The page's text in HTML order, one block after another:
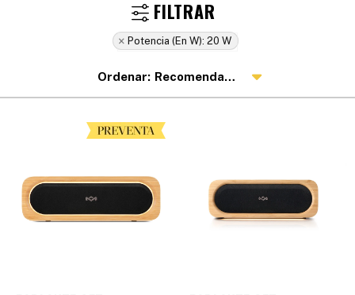
Potencia (en W): 20 W
Recomendados